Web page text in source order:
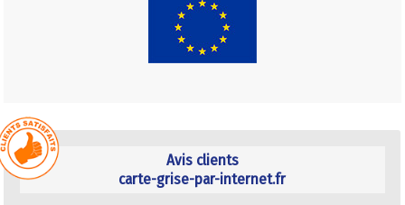
Avis clients
carte-grise-par-internet.fr